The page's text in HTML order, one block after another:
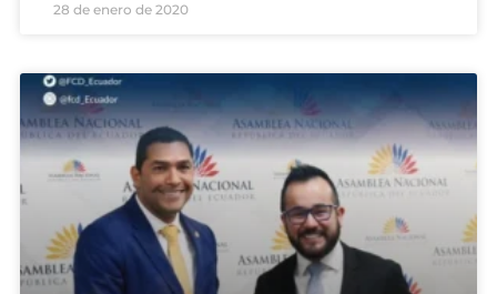
28 de enero de 2020